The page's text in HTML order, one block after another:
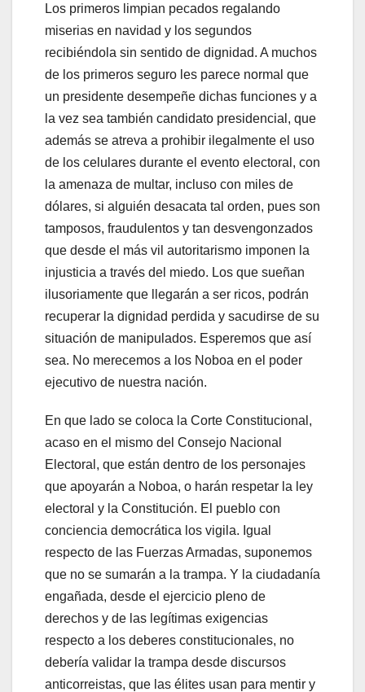
Los primeros limpian pecados regalando
miserias en navidad y los segundos
recibiéndola sin sentido de dignidad. A muchos
de los primeros seguro les parece normal que
un presidente desempeñe dichas funciones y a
la vez sea también candidato presidencial, que
además se atreva a prohibir ilegalmente el uso
de los celulares durante el evento electoral, con
la amenaza de multar, incluso con miles de
dólares, si alguién desacata tal orden, pues son
tamposos, fraudulentos y tan desvengonzados
que desde el más vil autoritarismo imponen la
injusticia a través del miedo. Los que sueñan
ilusoriamente que llegarán a ser ricos, podrán
recuperar la dignidad perdida y sacudirse de su
situación de manipulados. Esperemos que así
sea. No merecemos a los Noboa en el poder
ejecutivo de nuestra nación.
En que lado se coloca la Corte Constitucional,
acaso en el mismo del Consejo Nacional
Electoral, que están dentro de los personajes
que apoyarán a Noboa, o harán respetar la ley
electoral y la Constitución. El pueblo con
conciencia democrática los vigila. Igual
respecto de las Fuerzas Armadas, suponemos
que no se sumarán a la trampa. Y la ciudadanía
engañada, desde el ejercicio pleno de
derechos y de las legítimas exigencias
respecto a los deberes constitucionales, no
debería validar la trampa desde discursos
anticorreistas, que las élites usan para mentir y